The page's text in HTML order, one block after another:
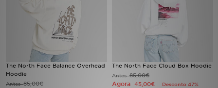
The North Face Balance Overhead
Hoodie
Antes85,00€
The North Face Cloud Box Hoodie
Antes85,00€
Agora 45,00€ Desconto 47%
BLOG
SUBSCREVE
ESTADO DO TEU PEDIDO
ATENÇÃO AO CLIENTE